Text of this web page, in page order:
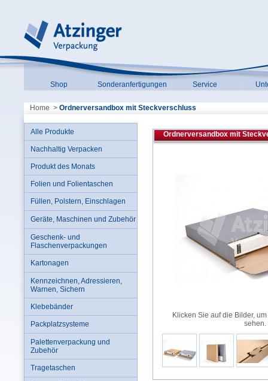
Shop Sonderanfertigungen Service
Home > Ordnerversandbox mit Steckverschluss
Ordnerversandbox mit
Klicken Sie auf die Bilder,
sehen.
Alle Produkte
Nachhaltig Verpacken
Produkt des Monats
Folien und Folientaschen
Füllen, Polstern, Einschlagen
Geräte, Maschinen und Zubehör
Geschenk- und
Flaschenverpackungen
Kartonagen
Kennzeichnen, Adressieren,
Warnen, Sichern
Klebebänder
Packplatzsysteme
Palettenverpackung und
Zubehör
Tragetaschen